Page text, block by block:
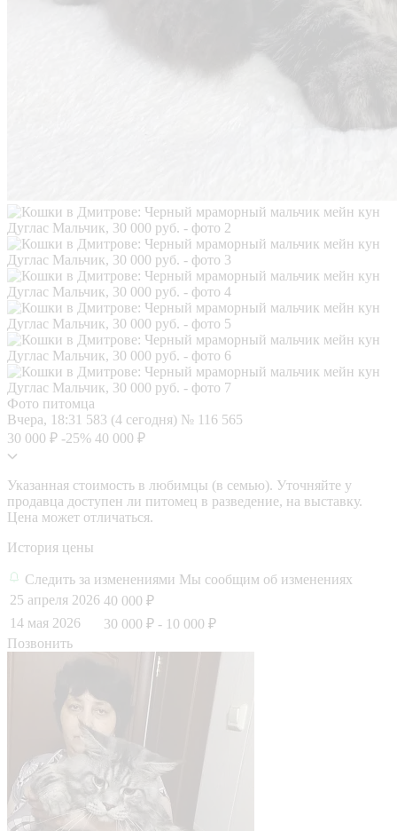
Фото питомца
Вчера, 18:31 583 (4 сегодня) № 116 565
30 000 ₽ -25% 40 000 ₽
Указанная стоимость в любимцы (в семью). Уточняйте у
продавца доступен ли питомец в разведение, на выставку.
Цена может отличаться.
История цены
Следить за изменениями Мы сообщим об изменениях
25 апреля 2026 40 000 ₽
14 мая 2026
30 000 ₽ - 10 000 ₽
Позвонить